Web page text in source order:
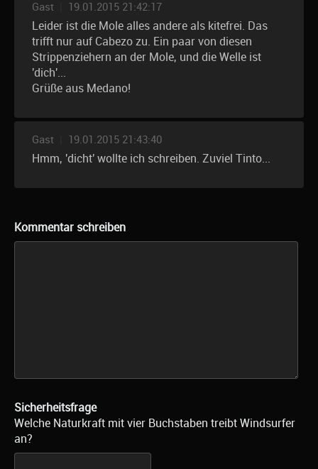
Gast 19.01.2015 21:42:17
Leider ist die Mole alles andere als kitefrei. Das
trifft nur auf Cabezo zu. Ein paar von diesen
Strippenziehern an der Mole, und die Welle ist
'dich'...
Grüße aus Medano!
Gast 19.01.2015 21:43:40
Hmm, 'dicht' wollte ich schreiben. Zuviel Tinto...
Kommentar schreiben
Sicherheitsfrage
Welche Naturkraft mit vier Buchstaben treibt Windsurfer
an?